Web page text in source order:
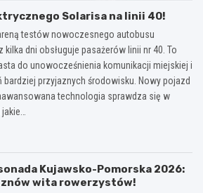
Solarisa na linii 40!
testów nowoczesnego autobusu
dni obsługuje pasażerów linii nr 40. To
do unowocześnienia komunikacji miejskiej i
przyjaznych środowisku. Nowy pojazd
technologia sprawdza się w
Kujawsko-Pomorska 2026:
znów wita rowerzystów!